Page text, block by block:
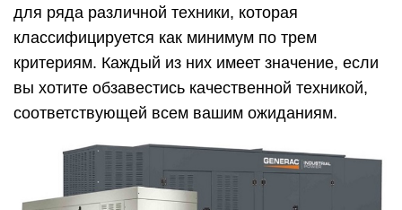
для ряда различной техники, которая
классифицируется как минимум по трем
критериям. Каждый из них имеет значение, если
вы хотите обзавестись качественной техникой,
соответствующей всем вашим ожиданиям.